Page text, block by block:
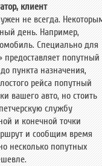
клиент
не всегда.
день. Например,
Специально для
предоставляет попутный
пункта назначения,
рейса попутный
вашего авто, но стоить
службу
и конечной точки
и сообщим время
несколько попутных